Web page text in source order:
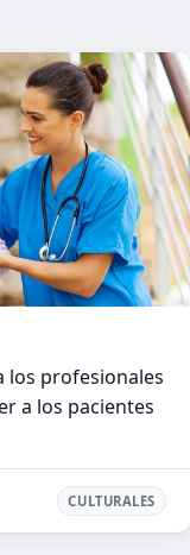
los profesionales
a los pacientes
CULTURALES